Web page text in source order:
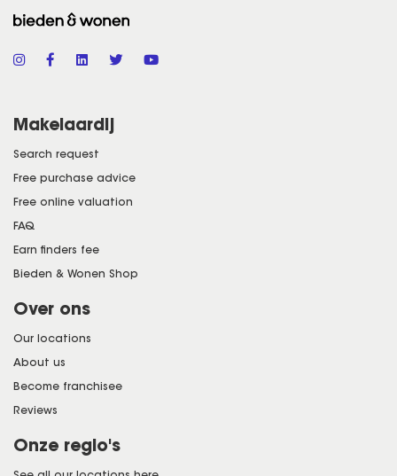
Makelaardij
Search request
Free purchase advice
Free online valuation
FAQ
Earn finders fee
Bieden & Wonen Shop
Over ons
Our locations
About us
Become franchisee
Reviews
Onze regio's